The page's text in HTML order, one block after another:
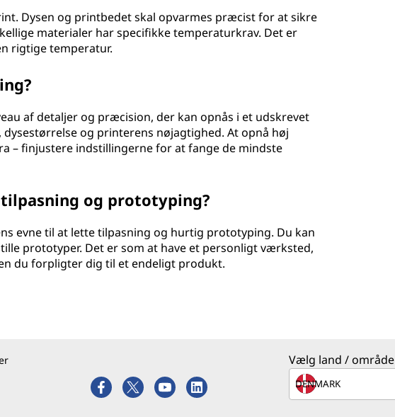
Dysen og printbedet skal opvarmes præcist for at sikre
materialer har specifikke temperaturkrav. Det er
rigtige temperatur.
af detaljer og præcision, der kan opnås i et udskrevet
og printerens nøjagtighed. At opnå høj
– finjustere indstillingerne for at fange de mindste
og prototyping?
evne til at lette tilpasning og hurtig prototyping. Du kan
prototyper. Det er som at have et personligt værksted,
du forpligter dig til et endeligt produkt.
Vælg land / område